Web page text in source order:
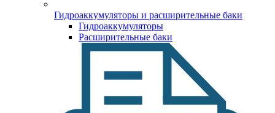
Гидроаккумуляторы и расширительные баки
Гидроаккумуляторы
Расширительные баки